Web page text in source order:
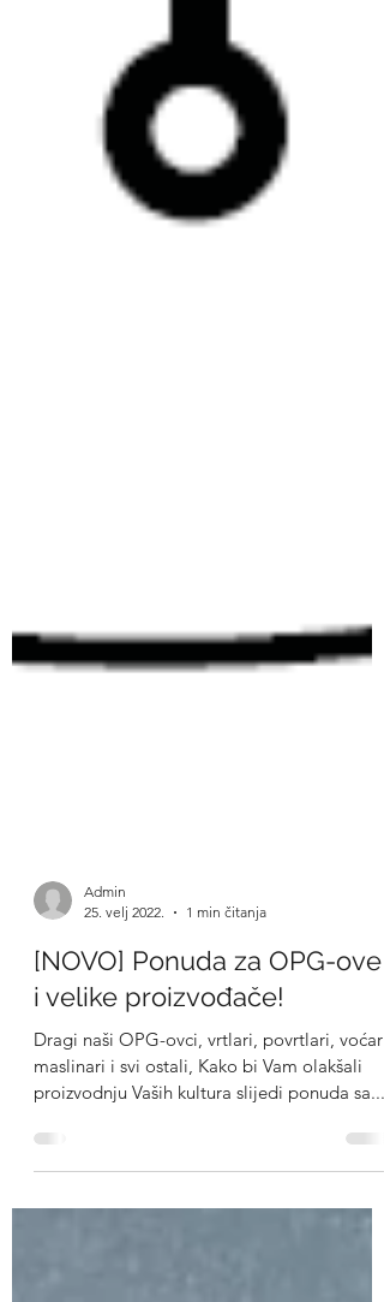
Admin
25. velj 2022.
1 min čitanja
[NOVO] Ponuda za OPG-ove
i velike proizvođače!
Dragi naši OPG-ovci, vrtlari, povrtlari, voćari,
proizvodnju Vaših kultura slijedi ponuda sa...